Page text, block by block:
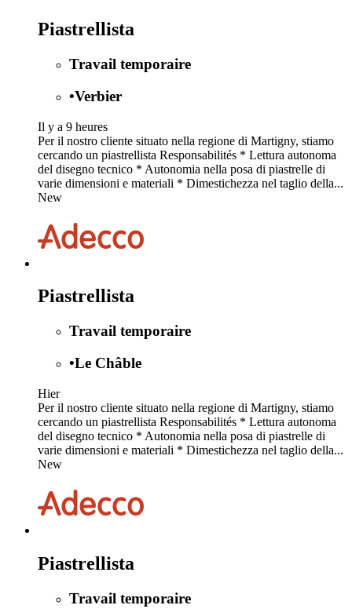
Piastrellista
Travail temporaire
•Verbier
Il y a 9 heures
Per il nostro cliente situato nella regione di Martigny, stiamo
cercando un piastrellista Responsabilités * Lettura autonoma
del disegno tecnico * Autonomia nella posa di piastrelle di
varie dimensioni e materiali * Dimestichezza nel taglio della...
New
Piastrellista
Travail temporaire
•Le Châble
Hier
Per il nostro cliente situato nella regione di Martigny, stiamo
cercando un piastrellista Responsabilités * Lettura autonoma
del disegno tecnico * Autonomia nella posa di piastrelle di
varie dimensioni e materiali * Dimestichezza nel taglio della...
New
Piastrellista
Travail temporaire